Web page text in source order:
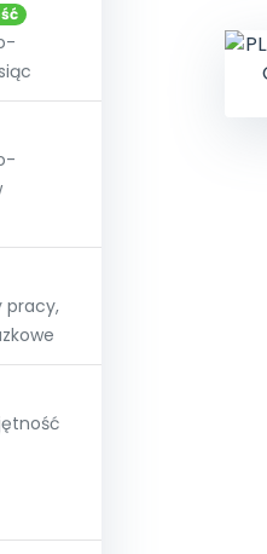
Akademia
E-
Pełen
pracy,